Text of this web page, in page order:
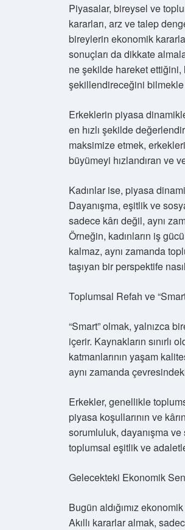
Piyasalar, bireysel ve
kararları, arz ve talep
bireylerin ekonomik
sonuçları da dikkate
ne şekilde hareket ettiğini,
şekillendireceğini
Erkeklerin piyasa
en hızlı şekilde
maksimize etmek,
büyümeyi hızlandıran ve
Kadınlar ise, piyasa
Dayanışma, eşitlik ve
sadece kârı değil, aynı
Örneğin, kadınların iş
kalmaz, aynı zamanda
taşıyan bir perspektife
Toplumsal Refah ve
“Smart” olmak, yalnızca
içerir. Kaynakların
katmanlarının yaşam
aynı zamanda
Erkekler, genellikle
piyasa koşullarının ve
sorumluluk, dayanışma
toplumsal eşitlik ve
Gelecekteki Ekonomik
Bugün aldığımız
Akıllı kararlar almak,